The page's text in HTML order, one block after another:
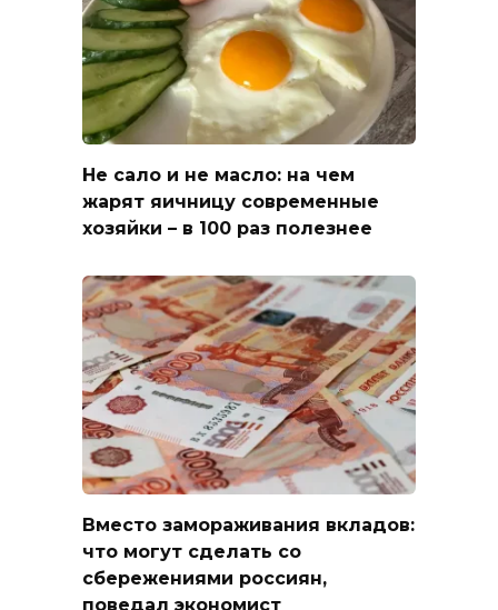
Не сало и не масло: на чем
жарят яичницу современные
хозяйки – в 100 раз полезнее
Вместо замораживания вкладов:
что могут сделать со
сбережениями россиян,
поведал экономист